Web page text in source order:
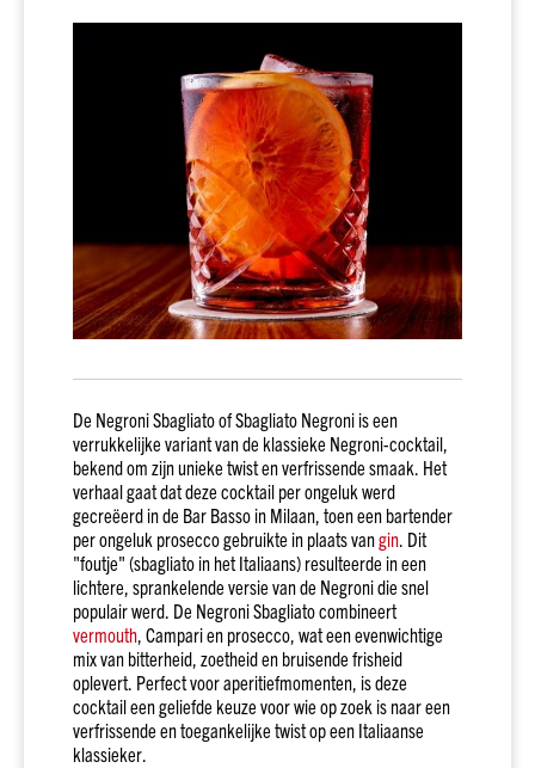
Over
onze
sterke
dranken
€10
€10
tot
€20
€20
€30
en
meer
Merk
Dirck3
merken
Bacardi
Smirnoff
Hendrick's
Johnnie
Walker
De Negroni Sbagliato of Sbagliato Negroni is een
verrukkelijke variant van de klassieke Negroni-cocktail,
bekend om zijn unieke twist en verfrissende smaak. Het
verhaal gaat dat deze cocktail per ongeluk werd
gecreëerd in de Bar Basso in Milaan, toen een bartender
per ongeluk prosecco gebruikte in plaats vangin. Dit
"foutje" (sbagliato in het Italiaans) resulteerde in een
lichtere, sprankelende versie van de Negroni die snel
populair werd. De Negroni Sbagliato combineert
vermouth, Campari en prosecco, wat een evenwichtige
mix van bitterheid, zoetheid en bruisende frisheid
oplevert. Perfect voor aperitiefmomenten, is deze
cocktail een geliefde keuze voor wie op zoek is naar een
verfrissende en toegankelijke twist op een Italiaanse
klassieker.